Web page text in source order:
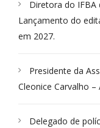
Diretora do IFBA
Lançamento do
em 2027.
Presidente da
Cleonice Carvalho
Delegado de